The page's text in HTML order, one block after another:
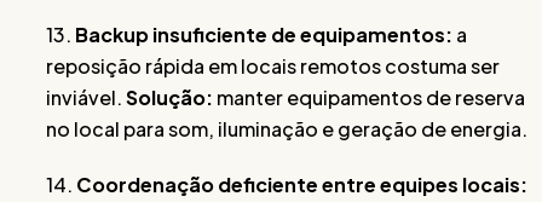
13. Backup insuficiente de equipamentos: a
reposição rápida em locais remotos costuma ser
inviável.Solução: manter equipamentos de reserva
no local para som, iluminação e geração de energia.
14. Coordenação deficiente entre equipes locais: